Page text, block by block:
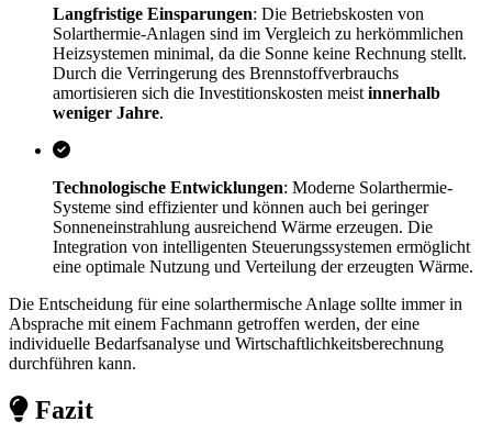
Langfristige Einsparungen: Die Betriebskosten von
Solarthermie-Anlagen sind im Vergleich zu herkömmlichen
Heizsystemen minimal, da die Sonne keine Rechnung stellt.
Durch die Verringerung des Brennstoffverbrauchs
amortisieren sich die Investitionskosten meist innerhalb
weniger Jahre.
Technologische Entwicklungen: Moderne Solarthermie-
Systeme sind effizienter und können auch bei geringer
Sonneneinstrahlung ausreichend Wärme erzeugen. Die
Integration von intelligenten Steuerungssystemen ermöglicht
eine optimale Nutzung und Verteilung der erzeugten Wärme.
Die Entscheidung für eine solarthermische Anlage sollte immer in
Absprache mit einem Fachmann getroffen werden, der eine
individuelle Bedarfsanalyse und Wirtschaftlichkeitsberechnung
durchführen kann.
Fazit